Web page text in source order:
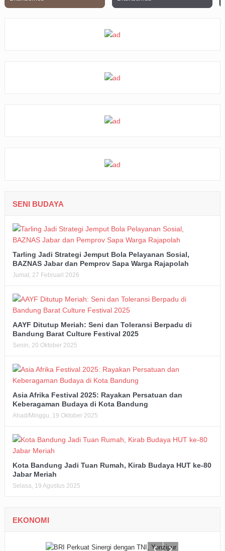
SENI BUDAYA
Tarling Jadi Strategi Jemput Bola Pelayanan Sosial,
BAZNAS Jabar dan Pemprov Sapa Warga Rajapolah
Jumat, 27 Februari 2026
AAYF Ditutup Meriah: Seni dan Toleransi Berpadu di
Bandung Barat Culture Festival 2025
Senin, 20 Oktober 2025
Asia Afrika Festival 2025: Rayakan Persatuan dan
Keberagaman Budaya di Kota Bandung
Ahad/Minggu, 19 Oktober 2025
Kota Bandung Jadi Tuan Rumah, Kirab Budaya HUT ke-80
Jabar Meriah
Selasa, 19 Agustus 2025
EKONOMI